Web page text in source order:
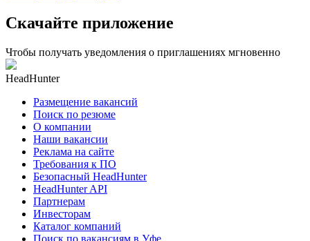
Скачайте приложение
Чтобы получать уведомления о приглашениях мгновенно
HeadHunter
Размещение вакансий
Поиск по резюме
О компании
Наши вакансии
Реклама на сайте
Требования к ПО
Безопасный HeadHunter
HeadHunter API
Партнерам
Инвесторам
Каталог компаний
Поиск по вакансиям в Уфе